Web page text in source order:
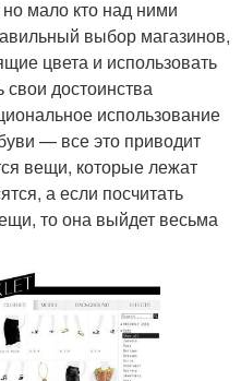
мало кто над ними
выбор магазинов,
цвета и использовать
достоинства
использование
— все это приводит
вещи, которые лежат
а если посчитать
то она выйдет весьма